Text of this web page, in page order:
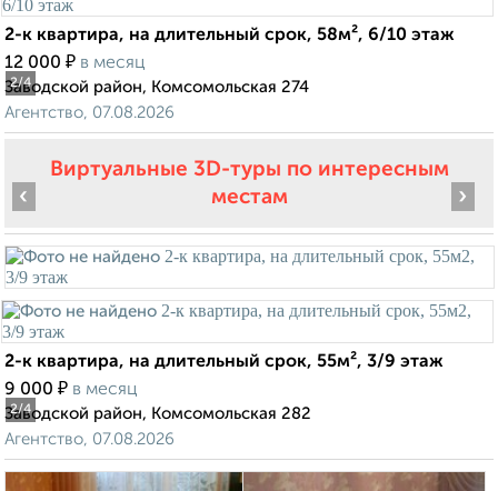
2/4
2-к квартира, на длительный срок, 58м², 6/10 этаж
12 000 ₽ в месяц
Заводской район, Комсомольская 274
Агентство, 07.08.2026
Виртуальные 3D-туры по интересным
местам
2/4
‹ ›
2-к квартира, на длительный срок, 55м², 3/9 этаж
9 000 ₽ в месяц
Заводской район, Комсомольская 282
Агентство, 07.08.2026